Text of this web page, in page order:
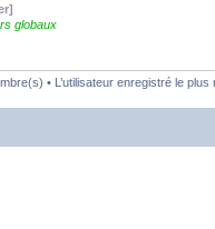
globaux
• L’utilisateur enregistré le plus